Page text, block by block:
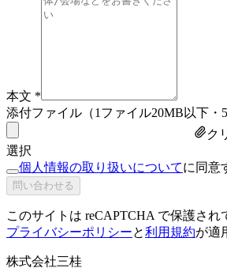
本文 *
添付ファイル （1ファイル20MB以下・
ク
選択
個人情報の取り扱いについてに同意
問い合わせる
このサイトは reCAPTCHA で保護され
プライバシーポリシーと利用規約が適
株式会社三桂